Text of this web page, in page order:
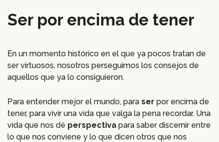
Ser por encima de tener
En un momento histórico en el que ya pocos tratan de
ser virtuosos, nosotros perseguimos los consejos de
aquellos que ya lo consiguieron.
Para entender mejor el mundo, para ser por encima de
tener, para vivir una vida que valga la pena recordar. Una
vida que nos dé perspectivapara saber discernir entre
lo que nos conviene y lo que dicen otros que nos